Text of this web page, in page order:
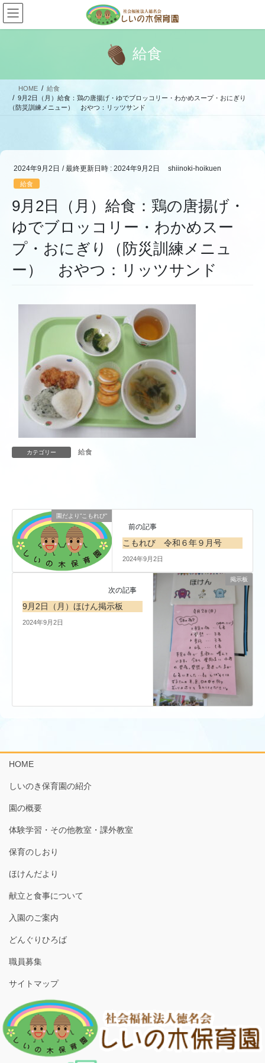
コ
ン
テ
ス
ナ
ビ
ゲ
ン
給食
HOME
給食
9月2日（月）給食：鶏の唐揚げ・ゆでブロッコリー・わかめスープ・おにぎり
（防災訓練メニュー） おやつ：リッツサンド
2024年9月2日 / 最終更新日時 : 2024年9月2日 shiinoki-hoikuen
給食
9月2日（月）給食：鶏の唐揚げ・
ゆでブロッコリー・わかめスー
プ・おにぎり（防災訓練メニュ
ー） おやつ：リッツサンド
カテゴリー 給食
園だより”こもれび”
前の記事
こもれび 令和６年９月号
2024年9月2日
掲示板
次の記事
9月2日（月）ほけん掲示板
2024年9月2日
HOME
しいのき保育園の紹介
園の概要
体験学習・その他教室・課外教室
保育のしおり
ほけんだより
献立と食事について
入園のご案内
どんぐりひろば
職員募集
サイトマップ